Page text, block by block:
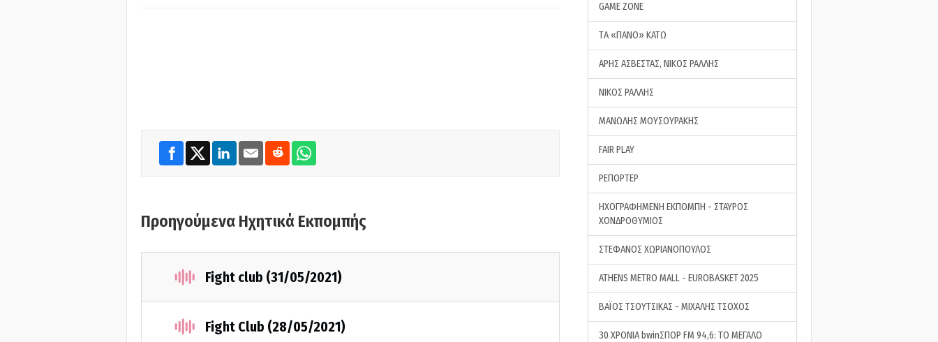
Προηγούμενα Ηχητικά Εκπομπής
Fight club (31/05/2021)
Fight Club (28/05/2021)
GAME ZONE
ΤA «ΠΑΝΟ» ΚΑΤΩ
ΑΡΗΣ ΑΣΒΕΣΤΑΣ, ΝΙΚΟΣ ΡΑΛΛΗΣ
ΝΙΚΟΣ ΡΑΛΛΗΣ
ΜΑΝΩΛΗΣ ΜΟΥΣΟΥΡΑΚΗΣ
FAIR PLAY
ΡΕΠΟΡΤΕΡ
ΗΧΟΓΡΑΦΗΜΕΝΗ ΕΚΠΟΜΠΗ - ΣΤΑΥΡΟΣ
ΧΟΝΔΡΟΘΥΜΙΟΣ
ΣΤΕΦΑΝΟΣ ΧΩΡΙΑΝΟΠΟΥΛΟΣ
ATHENS METRO MALL - EUROBASKET 2025
ΒΑΪΟΣ ΤΣΟΥΤΣΙΚΑΣ - ΜΙΧΑΛΗΣ ΤΣΟΧΟΣ
30 ΧΡΟΝΙΑ bwinΣΠΟΡ FM 94,6: ΤΟ ΜΕΓΑΛΟ